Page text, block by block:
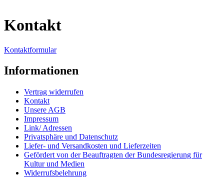
Kontakt
Kontaktformular
Informationen
Vertrag widerrufen
Kontakt
Unsere AGB
Impressum
Link/ Adressen
Privatsphäre und Datenschutz
Liefer- und Versandkosten und Lieferzeiten
Gefördert von der Beauftragten der Bundesregierung für
Kultur und Medien
Widerrufsbelehrung